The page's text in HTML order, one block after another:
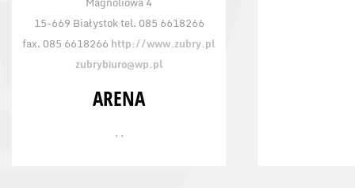
15-669 Białystok tel. 085 6618266
fax. 085 6618266 http://www.zubry.pl
zubrybiuro@wp.pl
ARENA
, ,